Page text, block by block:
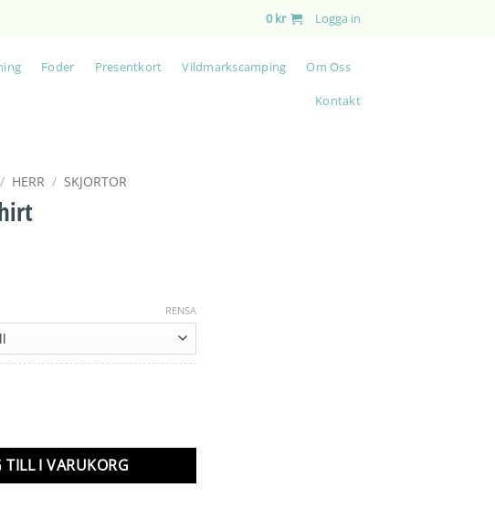
0kr Logga in
Foder Presentkort Vildmarkscamping Om Oss
Kontakt
/ HERR / SKJORTOR
RENSA
TILL I VARUKORG